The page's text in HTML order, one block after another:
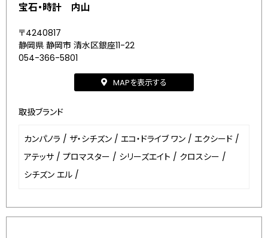
宝石・時計 内山
〒4240817
静岡県 静岡市 清水区銀座11-22
054-366-5801
MAPを表示する
取扱ブランド
カンパノラ / ザ・シチズン / エコ・ドライブ ワン / エクシード /
アテッサ / プロマスター / シリーズエイト / クロスシー /
シチズン エル /